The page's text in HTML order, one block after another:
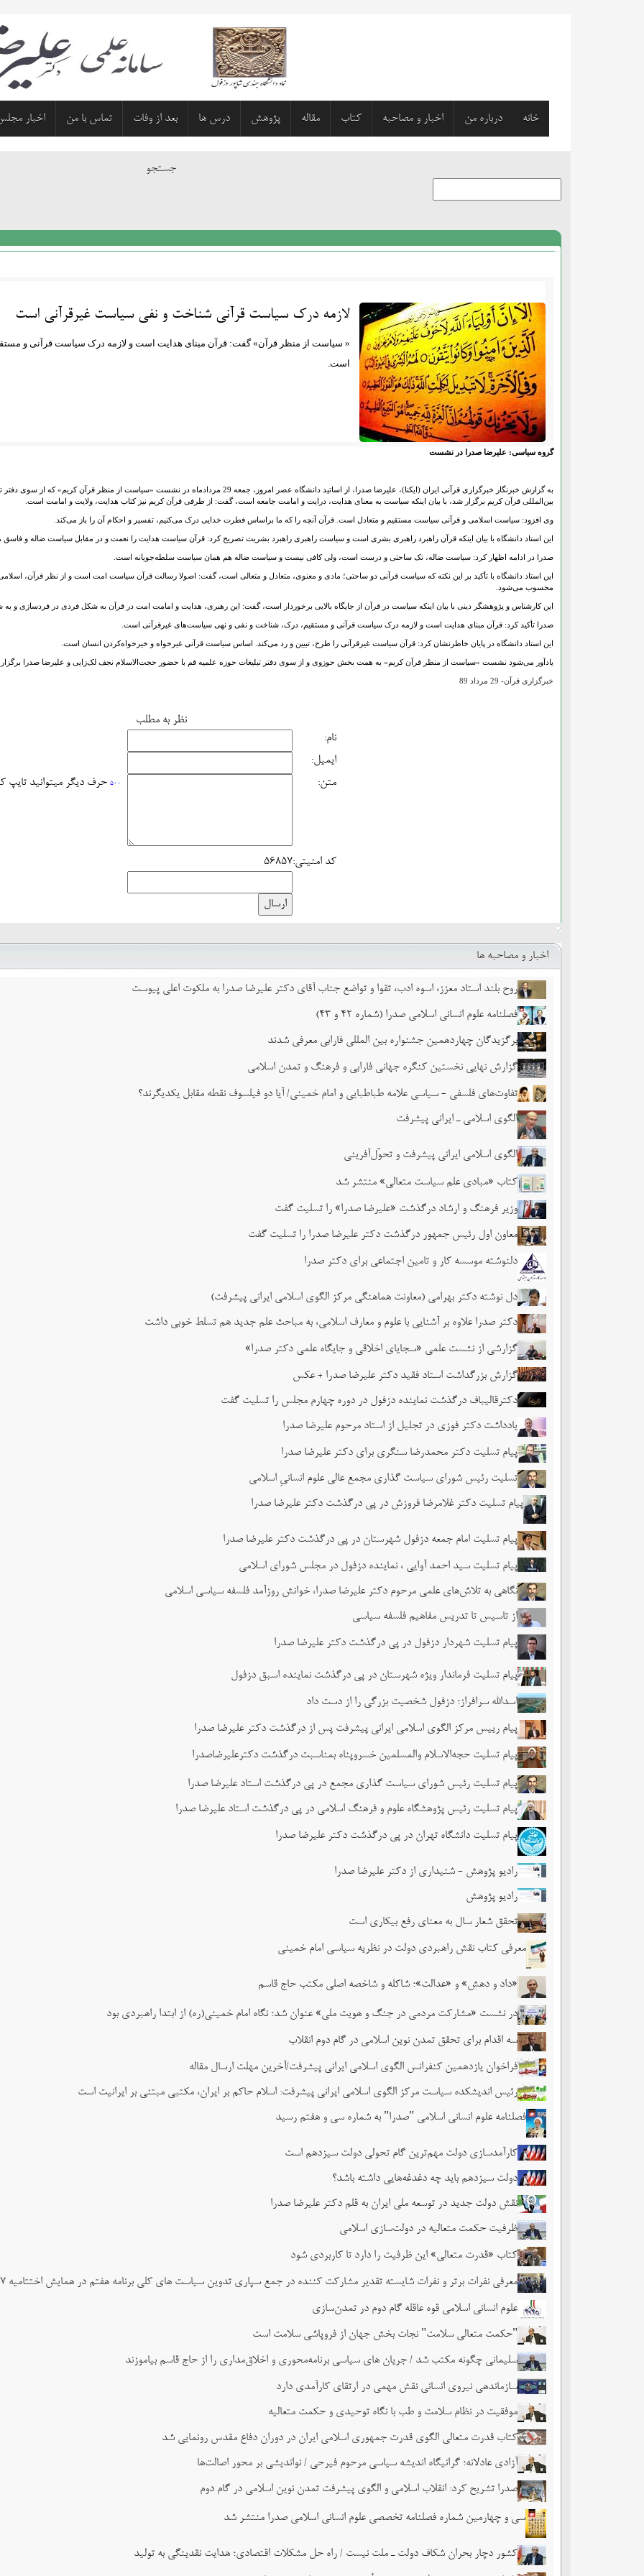
خانه درباره من اخبار و مصاحبه کتاب مقاله پژوهش درس ها بعد از وفات تماس با من اخبار
جستجو
لازمه درک سیاست قرآنی شناخت و نفی سیاست غیرقرآنی است
« سیاست از منظر قرآن» گفت: قرآن مبنای هدایت است و لازمه درک سیاست قرآنی و
است.
گروه سیاسی: علیرضا صدرا در نشست
به گزارش خبرنگار خبرگزاری قرآنی ایران (ایکنا)، علیرضا صدرا، از اساتید دانشگاه عصر امروز، جمعه 29 مردادماه
بین‌المللی قرآن کریم برگزار شد، با بیان اینکه سیاست به معنای هدایت، درایت و امامت جامعه است، گفت: از طرفی قرآن کریم نیز کتاب هدایت، ولایت و امامت است.
وی افزود: سیاست اسلامی و قرآنی سیاست مستقیم و متعادل است. قرآن آنچه را که ما براساس فطرت خدایی درک می‌کنیم، تفسیر و احکام آن را باز می‌کند.
این استاد دانشگاه با بیان اینکه قرآن راهبرد راهبری بشری است و سیاست راهبری راهبرد بشریت تصریح کرد: قرآن سیاست هدایت را نعمت و در مقابل سیاست ضاله و فاسق
صدرا در ادامه اظهار کرد: سیاست ضاله، تک ساحتی و درست است، ولی کافی نیست و سیاست ضاله هم همان سیاست سلطه‌جویانه است.
این استاد دانشگاه با تأکید بر این نکته که سیاست قرآنی دو ساحتی؛ مادی و معنوی، متعادل و متعالی است، گفت: اصولا رسالت قرآن سیاست امت است و از نظر قرآن،
محسوب می‌شود.
این کارشناس و پژوهشگر دینی با بیان اینکه سیاست در قرآن از جایگاه بالایی برخوردار است، گفت: این رهبری، هدایت و امامت امت در قرآن به شکل فردی در فردسازی
صدرا تأکید کرد: قرآن مبنای هدایت است و لازمه درک سیاست قرآنی و مستقیم، درک، شناخت و نفی و نهی سیاست‌های غیرقرآنی است.
این استاد دانشگاه در پایان خاطرنشان کرد: قرآن سیاست غیرقرآنی را طرح، تبیین و رد می‌کند. اساس سیاست قرآنی غیرخواه و خیرخواه‌کردن انسان است.
یادآور می‌شود نشست «سیاست از منظر قرآن کریم» به همت بخش حوزوی و از سوی دفتر تبلیغات حوزه علمیه قم با حضور حجت‌الاسلام نجف لک‌زایی و علیرضا صدرا برگزار
خبرگزاری قرآن- 29 مرداد 89
نظر به مطلب
نام:
ایمیل:
متن:
500 حرف دیگر میتوانید تایپ
کد امنیتی:56857
اخبار و مصاحبه ها
روح بلند استاد معزز، اسوه ادب، تقوا و تواضع جناب آقای دکتر علیرضا صدرا به ملکوت اعلی پیوست
فصلنامه علوم انسانی اسلامی صدرا (شماره 42 و 43)
برگزیدگان چهاردهمین جشنواره بین المللی فارابی معرفی شدند
گزارش نهایی نخستین کنگره جهانی فارابی و فرهنگ و تمدن اسلامی
تفاوت‌های فلسفی - سیاسی علامه طباطبایی و امام خمینی/ آیا دو فیلسوف نقطه مقابل یکدیگرند؟
الگوی اسلامی ـ ایرانی پیشرفت
الگوی اسلامی ایرانی پیشرفت و تحوّل‌آفرینی
کتاب «مبادی علم سیاست متعالی» منتشر شد
وزیر فرهنگ و ارشاد درگذشت «علیرضا صدرا» را تسلیت گفت
معاون اول رئیس جمهور درگذشت دکتر علیرضا صدرا را تسلیت گفت
دلنوشته موسسه کار و تامین اجتماعی برای دکتر صدرا
دل نوشته دکتر بهرامی (معاونت هماهنگی مرکز الگوی اسلامی ایرانی پیشرفت)
دکتر صدرا علاوه بر آشنایی با علوم و معارف اسلامی، به مباحث علم جدید هم تسلط خوبی داشت
گزارشی از نشست علمی «سجایای اخلاقی و جایگاه علمی دکتر صدرا»
گزارش بزرگداشت استاد فقید دکتر علیرضا صدرا + عکس
دکترقالیباف درگذشت نماینده دزفول در دوره چهارم مجلس را تسلیت گفت
یادداشت دکتر فوزی در تجلیل از استاد مرحوم علیرضا صدرا
پیام تسلیت دکتر محمدرضا سنگری برای دکتر علیرضا صدرا
تسلیت رئیس شورای سیاست گذاری مجمع عالی علوم انسانیِ اسلامی
پیام تسلیت دکتر غلامرضا فروزش در پی درگذشت دکتر علیرضا صدرا
پیام تسلیت امام جمعه دزفول شهرستان در پی درگذشت دکتر علیرضا صدرا
پیام تسلیت سید احمد آوایی ، نماینده دزفول در مجلس شورای اسلامی
نگاهی به تلاش‌های علمی مرحوم دکتر علیرضا صدرا، خوانش روزآمد فلسفه سیاسی اسلامی
از تاسیس تا تدریس مفاهیم فلسفه سیاسی
پیام تسلیت شهردار دزفول در پی درگذشت دکتر علیرضا صدرا
پیام تسلیت فرماندار ویژه شهرستان در پی درگذشت نماینده اسبق دزفول
اسدالله سرافراز؛ دزفول شخصیت بزرگی را از دست داد
پیام رییس مرکز الگوی اسلامی ایرانی پیشرفت پس از درگذشت دکتر علیرضا صدرا
پیام تسلیت حجه‌الاسلام والمسلمین خسروپناه بمناسبت درگذشت دکترعلیرضاصدرا
پیام تسلیت رئیس شورای سیاست گذاری مجمع در پی درگذشت استاد علیرضا صدرا
پیام تسلیت رئیس پژوهشگاه علوم و فرهنگ اسلامی در پی درگذشت استاد علیرضا صدرا
پیام تسلیت دانشگاه تهران در پی درگذشت دکتر علیرضا صدرا
رادیو پژوهش - شنیداری از دکتر علیرضا صدرا
رادیو پژوهش
تحقق شعار سال به معنای رفع بیکاری است
معرفی کتاب نقش راهبردی دولت در نظریه سیاسی امام خمینی
«داد و دهش» و «عدالت»؛ شاکله و شاخصه اصلی مکتب حاج قاسم
در نشست «مشارکت مردمی در جنگ و هویت ملی» عنوان شد؛ نگاه امام خمینی(ره) از ابتدا راهبردی بود
سه اقدام برای تحقق تمدن نوین اسلامی در گام دوم انقلاب
فراخوان یازدهمین کنفرانس الگوی اسلامی ایرانی پیشرفت/آخرین مهلت ارسال مقاله
رئیس اندیشکده سیاست مرکز الگوی اسلامی ایرانی پیشرفت: اسلام حاکم بر ایران، مکتبی مبتنی بر ایرانیت است
فصلنامه علوم انسانی اسلامی "صدرا" به شماره سی و هفتم رسید
کارآمدسازی دولت مهم‌ترین گام تحولی دولت سیزدهم است
دولت سیزدهم باید چه دغدغه‌هایی داشته باشد؟
نقش دولت جدید در توسعه ملی ایران به قلم دکتر علیرضا صدرا
ظرفیت حکمت متعالیه در دولت‌سازی اسلامی
کتاب «قدرت متعالی» این ظرفیت را دارد تا کاربردی شود
معرفی نفرات برتر و نفرات شایسته تقدیر مشارکت کننده در جمع سپاری تدوین سیاست های کلی برنامه هفتم در همایش اختتامیه ۲۷ بهمن
علوم انسانی اسلامی قوه عاقله گام دوم در تمدن‌سازی
"حکمت متعالی سلامت" نجات بخش جهان از فروپاشی سلامت است
سلیمانی چگونه مکتب شد / جریان های سیاسی برنامه‌محوری و اخلاق‌مداری را از حاج قاسم بیاموزند
سازماندهی نیروی انسانی نقش مهمی در ارتقای کارآمدی دارد
موفقیت در نظام سلامت و طب با نگاه توحیدی و حکمت متعالیه
کتاب قدرت متعالی الگوی قدرت جمهوری اسلامی ایران در دوران دفاع مقدس رونمایی شد
آزادی عادلانه؛ گرانیگاه اندیشه سیاسی مرحوم فیرحی / نواندیشی بر محور اصالت‌ها
صدرا تشریح کرد: انقلاب اسلامی و الگوی پیشرفت تمدن نوین اسلامی در گام دوم
سی و چهارمین شماره فصلنامه تخصصی علوم انسانی اسلامی صدرا منتشر شد
کشور دچار بحران شکاف دولت ـ ملت نیست / راه حل مشکلات اقتصادی؛ هدایت نقدینگی به تولید